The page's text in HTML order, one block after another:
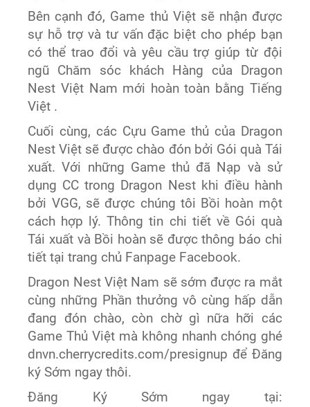
Bên cạnh đó, Game thủ Việt sẽ nhận được
sự hỗ trợ và tư vấn đặc biệt cho phép bạn
có thể trao đổi và yêu cầu trợ giúp từ đội
ngũ Chăm sóc khách Hàng của Dragon
Nest Việt Nam mới hoàn toàn bằng Tiếng
Việt .
Cuối cùng, các Cựu Game thủ của Dragon
Nest Việt sẽ được chào đón bởi Gói quà Tái
xuất. Với những Game thủ đã Nạp và sử
dụng CC trong Dragon Nest khi điều hành
bởi VGG, sẽ được chúng tôi Bồi hoàn một
cách hợp lý. Thông tin chi tiết về Gói quà
Tái xuất và Bồi hoàn sẽ được thông báo chi
tiết tại trang chủ Fanpage Facebook.
Dragon Nest Việt Nam sẽ sớm được ra mắt
cùng những Phần thưởng vô cùng hấp dẫn
đang đón chào, còn chờ gì nữa hỡi các
Game Thủ Việt mà không nhanh chóng ghé
dnvn.cherrycredits.com/presignup để Đăng
ký Sớm ngay thôi.
Đăng Ký Sớm ngay tại: